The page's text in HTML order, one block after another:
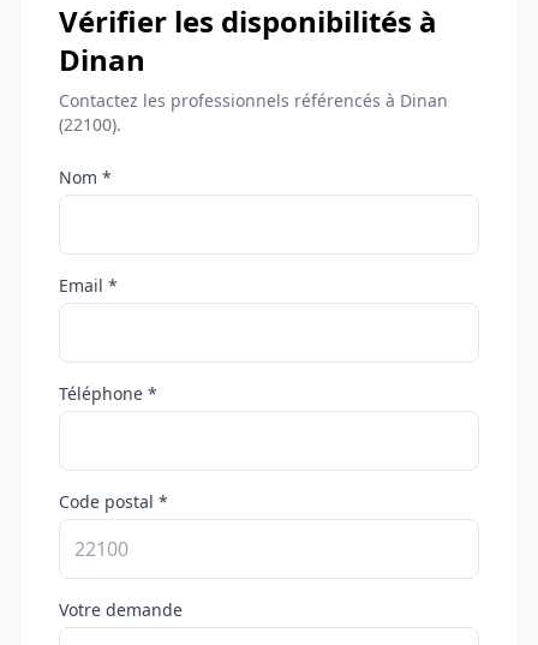
Vérifier les disponibilités à
Dinan
Contactez les professionnels référencés à Dinan
(22100).
Nom *
Email *
Téléphone *
Code postal *
Votre demande